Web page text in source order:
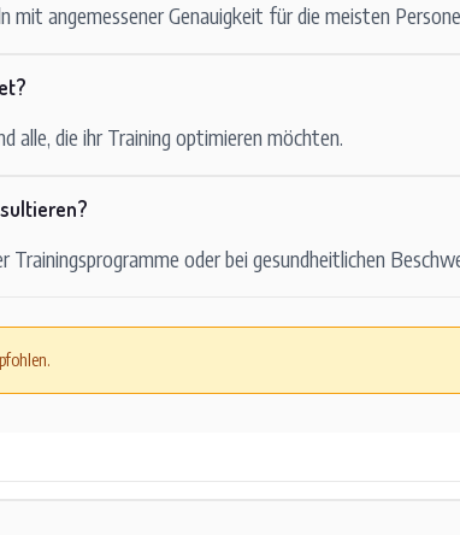
mit angemessener Genauigkeit für die meisten
alle, die ihr Training optimieren möchten.
Trainingsprogramme oder bei gesundheitlichen